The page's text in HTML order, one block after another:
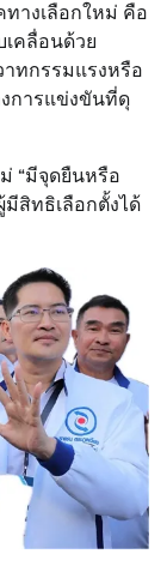
างเลือกใหม่ คือ
คลื่อนด้วย
ทกรรมแรงหรือ
การแข่งขันที่ดุ
“มีจุดยืนหรือ
สิทธิเลือกตั้งได้